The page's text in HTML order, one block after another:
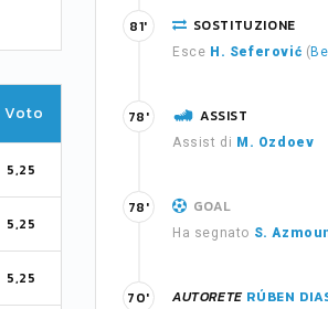
Voto
5,25
5,25
5,25
SOSTITUZIONE
Esce H. Seferović (
81'
ASSIST
Assist di M. Ozdoev
78'
GOAL
Ha segnato S.
78'
AUTORETE RÚBEN
70'